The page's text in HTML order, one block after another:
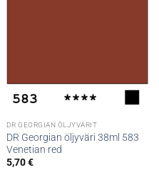
DR GEORGIAN ÖLJYVÄRIT
DR Georgian öljyväri 38ml 583
Venetian red
5,70€